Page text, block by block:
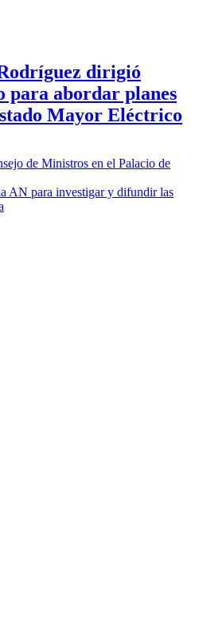
dirigió
para abordar planes
Mayor Eléctrico
de Ministros en el Palacio de
AN para investigar y difundir las